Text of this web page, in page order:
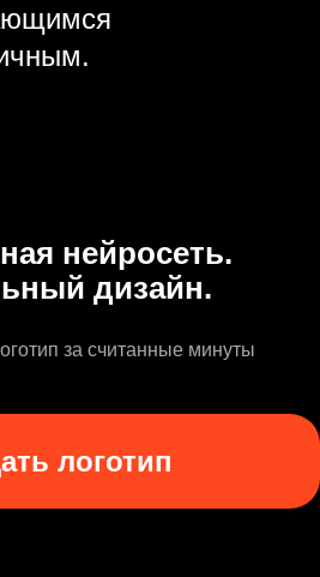
нейросеть.
дизайн.
за считанные минуты
логотип